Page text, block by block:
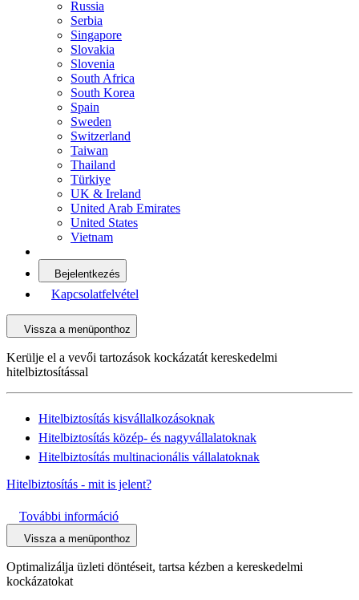
Russia
Serbia
Singapore
Slovakia
Slovenia
South Africa
South Korea
Spain
Sweden
Switzerland
Taiwan
Thailand
Türkiye
UK & Ireland
United Arab Emirates
United States
Vietnam
Bejelentkezés
Kapcsolatfelvétel
Vissza a menüponthoz
Kerülje el a vevői tartozások kockázatát kereskedelmi
hitelbiztosítással
Hitelbiztosítás kisvállalkozásoknak
Hitelbiztosítás közép- és nagyvállalatoknak
Hitelbiztosítás multinacionális vállalatoknak
Hitelbiztosítás - mit is jelent?
További információ
Vissza a menüponthoz
Optimalizálja üzleti döntéseit, tartsa kézben a kereskedelmi
kockázatokat